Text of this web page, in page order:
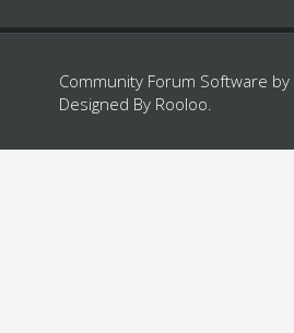
Community Forum Software by
Designed By Rooloo.